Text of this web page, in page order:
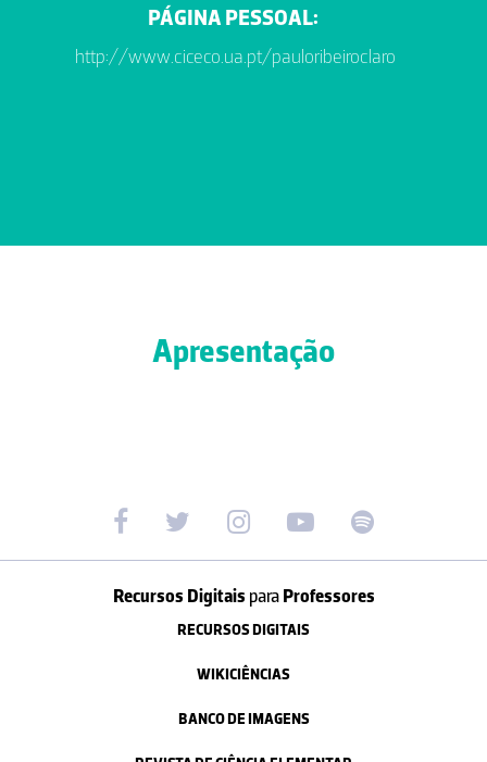
PÁGINA PESSOAL:
http://www.ciceco.ua.pt/pauloribeiroclaro
Apresentação
Recursos Digitais paraProfessores
RECURSOS DIGITAIS
WIKICIÊNCIAS
BANCO DE IMAGENS